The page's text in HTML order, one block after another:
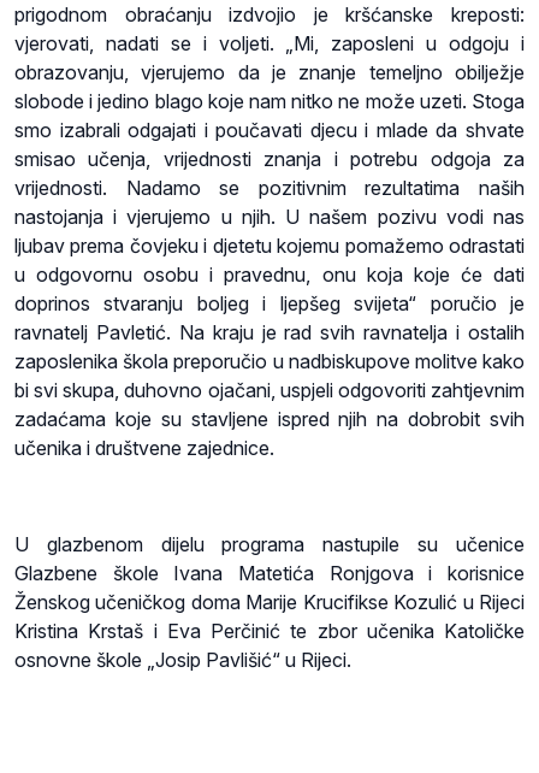
prigodnom obraćanju izdvojio je kršćanske kreposti:
vjerovati, nadati se i voljeti. „Mi, zaposleni u odgoju i
obrazovanju, vjerujemo da je znanje temeljno obilježje
slobode i jedino blago koje nam nitko ne može uzeti. Stoga
smo izabrali odgajati i poučavati djecu i mlade da shvate
smisao učenja, vrijednosti znanja i potrebu odgoja za
vrijednosti. Nadamo se pozitivnim rezultatima naših
nastojanja i vjerujemo u njih. U našem pozivu vodi nas
ljubav prema čovjeku i djetetu kojemu pomažemo odrastati
u odgovornu osobu i pravednu, onu koja koje će dati
doprinos stvaranju boljeg i ljepšeg svijeta“ poručio je
ravnatelj Pavletić. Na kraju je rad svih ravnatelja i ostalih
zaposlenika škola preporučio u nadbiskupove molitve kako
bi svi skupa, duhovno ojačani, uspjeli odgovoriti zahtjevnim
zadaćama koje su stavljene ispred njih na dobrobit svih
učenika i društvene zajednice.
U glazbenom dijelu programa nastupile su učenice
Glazbene škole Ivana Matetića Ronjgova i korisnice
Ženskog učeničkog doma Marije Krucifikse Kozulić u Rijeci
Kristina Krstaš i Eva Perčinić te zbor učenika Katoličke
osnovne škole „Josip Pavlišić“ u Rijeci.